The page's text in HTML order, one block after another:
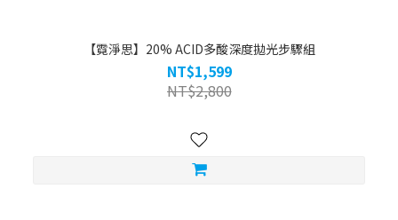
【霓淨思】20% ACID多酸深度拋光步驟組
NT$1,599
NT$2,800